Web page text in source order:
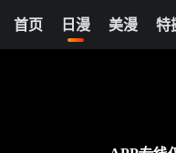
首页 日漫 美漫 特